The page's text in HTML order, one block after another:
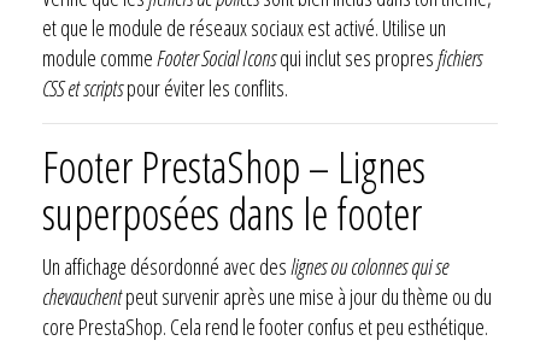
et que le module de réseaux sociaux est activé. Utilise un
module commeFooter Social Iconsqui inclut ses propresfichiers
CSS et scriptspour éviter les conflits.
Footer PrestaShop – Lignes
superposées dans le footer
Un affichage désordonné avec des lignes ou colonnes qui se
chevauchentpeut survenir après une mise à jour du thème ou du
core PrestaShop. Cela rend le footer confus et peu esthétique.